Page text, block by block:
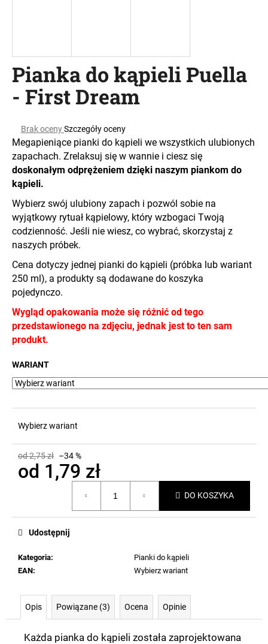
Pianka do kąpieli Puella
- First Dream
Średnia
ocena
produktu
wynosi
0,0
na
gwiazdek.
Brak ocenySzczegóły oceny
Megapieniące pianki do kąpieli we wszystkich ulubionych
zapachach. Zrelaksuj się w wannie i ciesz się
doskonałym odprężeniem dzięki naszym piankom do
kąpieli.
Wybierz swój ulubiony zapach i pozwól sobie na
wyjątkowy rytuał kąpielowy, który wzbogaci Twoją
codzienność. Jeśli nie wiesz, co wybrać, skorzystaj z
naszych próbek.
Cena dotyczy jednej pianki do kąpieli (próbka lub wariant
250 ml), a produkty są dodawane do koszyka
pojedynczo.
Wygląd opakowania może się różnić od tego
przedstawionego na zdjęciu, jednak jest to ten sam
produkt.
WARIANT
Wybierz wariant
od 2,75 zł –34 %
od 1,79 zł
DO KOSZYKA
Kategoria:
Pianki do kąpieli
EAN: Wybierz wariant
Udostępnij
Opis Powiązane (3) Ocena Opinie
Każda pianka do kąpieli została zaprojektowana
P
e
c
a
m
y